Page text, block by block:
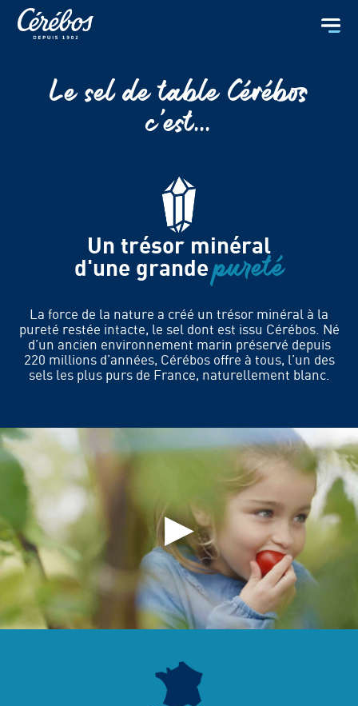
Le sel de table Cérébos
c’est...
Un trésor minéral
d'une grandepureté
La force de la nature a créé un trésor minéral à la
pureté restée intacte, le sel dont est issu Cérébos. Né
d’un ancien environnement marin préservé depuis
220 millions d’années, Cérébos offre à tous, l’un des
sels les plus purs de France, naturellement blanc.